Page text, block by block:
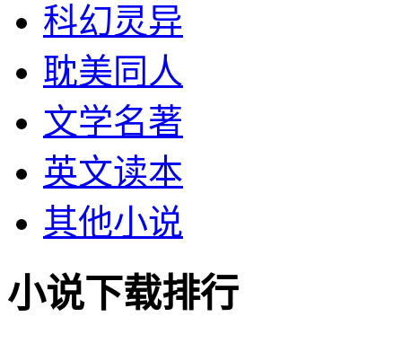
科幻灵异
耽美同人
文学名著
英文读本
其他小说
小说下载排行